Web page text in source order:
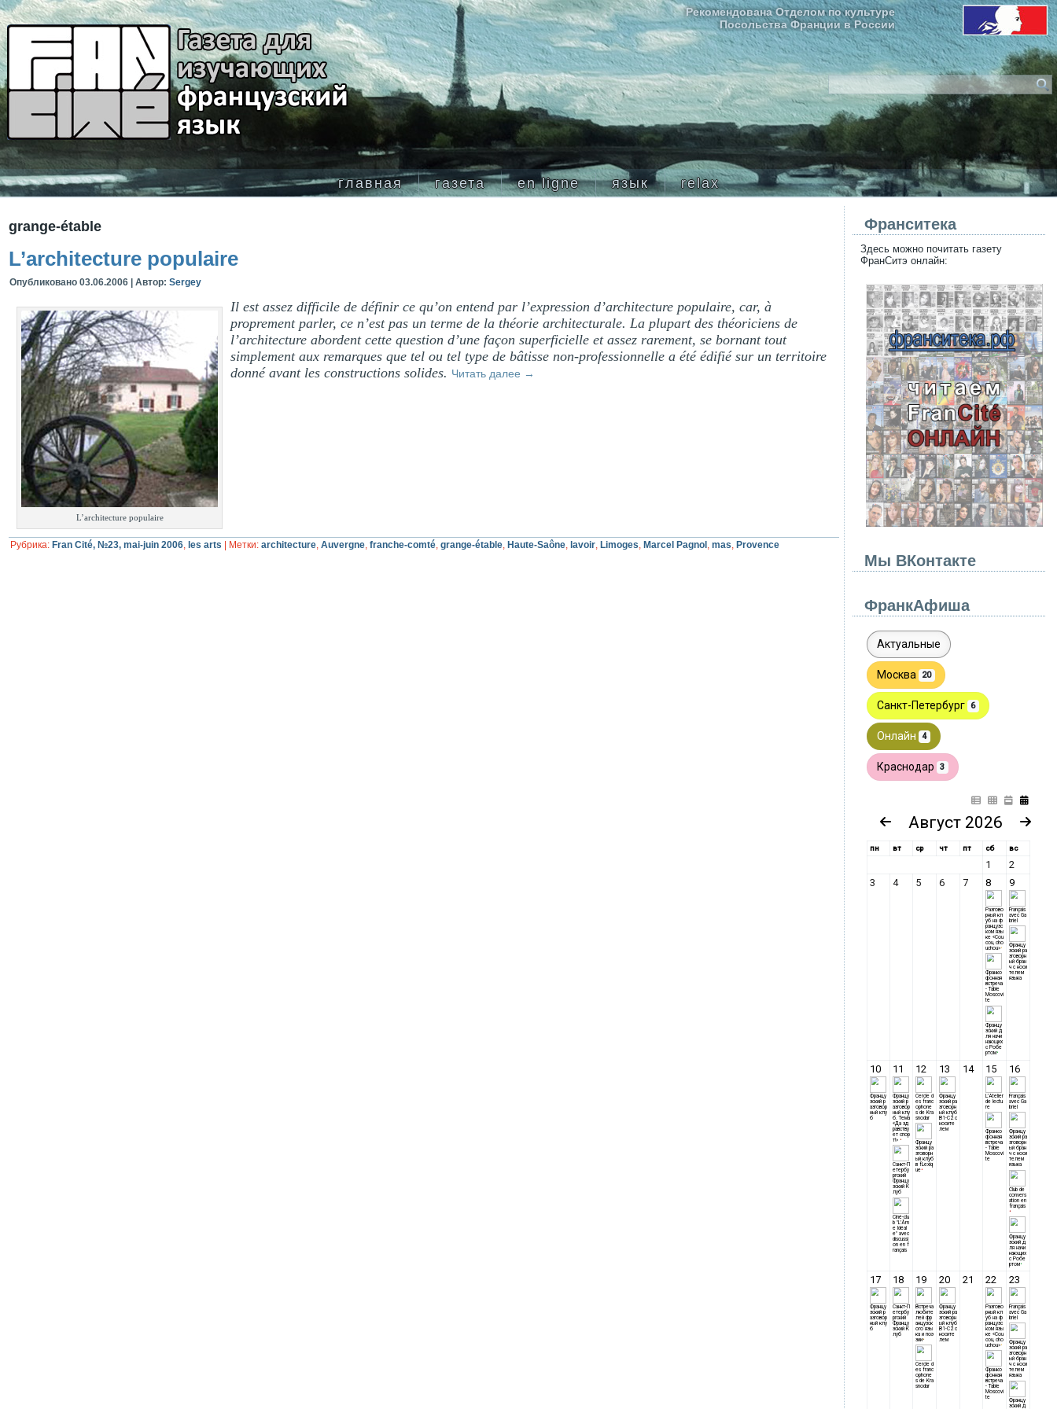
Рекомендована Отделом по культуре
Посольства Франции в России
главная газета en ligne язык relax
grange-étable
L’architecture populaire
Опубликовано 03.06.2006 Автор: Sergey
L’architecture populaire
Il est assez difficile de définir ce qu’on entend par l’expression d’architecture populaire, car, à
proprement parler, ce n’est pas un terme de la théorie architecturale. La plupart des théoriciens de
l’architecture abordent cette question d’une façon superficielle et assez rarement, se bornant tout
simplement aux remarques que tel ou tel type de bâtisse non-professionnelle a été édifié sur un territoire
donné avant les constructions solides. Читать далее →
Рубрика: Fran Cité, №23, mai-juin 2006, les arts Метки: architecture, Auvergne, franche-comté, grange-étable, Haute-Saône, lavoir, Limoges, Marcel Pagnol , mas, Provence
Франситека
Здесь можно почитать газету
ФранСитэ онлайн:
Мы ВКонтакте
ФранкАфиша